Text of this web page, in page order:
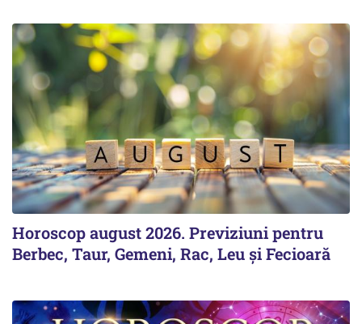
Horoscop august 2026. Previziuni pentru
Berbec, Taur, Gemeni, Rac, Leu și Fecioară